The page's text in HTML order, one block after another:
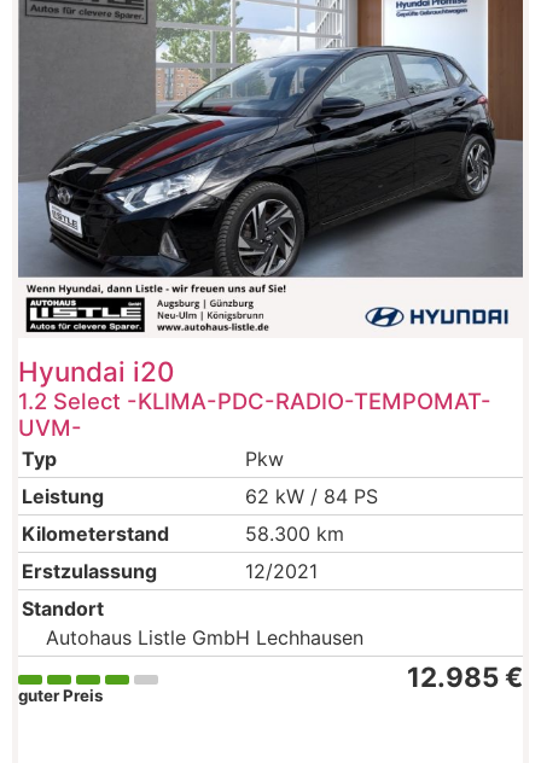
Hyundai i20
1.2 Select -KLIMA-PDC-RADIO-TEMPOMAT-
UVM-
Typ
Pkw
Leistung
62 kW / 84 PS
Kilometerstand
58.300 km
Erstzulassung
12/2021
Standort
Autohaus Listle GmbH Lechhausen
12.985 €
guter Preis